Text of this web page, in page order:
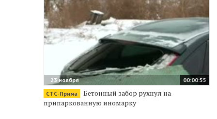
00:00:55
23 ноября
СТС-Прима
Бетонный забор рухнул на
припаркованную иномарку